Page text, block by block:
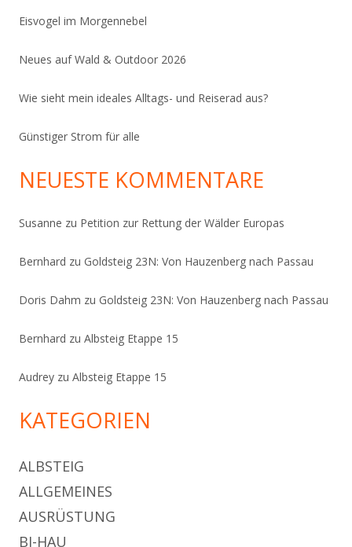
Eisvogel im Morgennebel
Neues auf Wald & Outdoor 2026
Wie sieht mein ideales Alltags- und Reiserad aus?
Günstiger Strom für alle
NEUESTE KOMMENTARE
Susanne zu Petition zur Rettung der Wälder Europas
Bernhard zu Goldsteig 23N: Von Hauzenberg nach Passau
Doris Dahm zu Goldsteig 23N: Von Hauzenberg nach Passau
Bernhard zu Albsteig Etappe 15
Audrey zu Albsteig Etappe 15
KATEGORIEN
ALBSTEIG
ALLGEMEINES
AUSRÜSTUNG
BI-HAU